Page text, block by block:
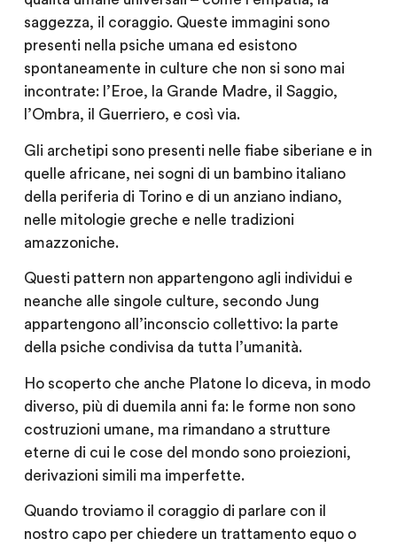
saggezza, il coraggio. Queste immagini sono
presenti nella psiche umana ed esistono
spontaneamente in culture che non si sono mai
incontrate: l’Eroe, la Grande Madre, il Saggio,
l’Ombra, il Guerriero, e così via.
Gli archetipi sono presenti nelle fiabe siberiane e in
quelle africane, nei sogni di un bambino italiano
della periferia di Torino e di un anziano indiano,
nelle mitologie greche e nelle tradizioni
amazzoniche.
Questi pattern non appartengono agli individui e
neanche alle singole culture, secondo Jung
appartengono all’inconscio collettivo: la parte
della psiche condivisa da tutta l’umanità.
Ho scoperto che anche Platone lo diceva, in modo
diverso, più di duemila anni fa: le forme non sono
costruzioni umane, ma rimandano a strutture
eterne di cui le cose del mondo sono proiezioni,
derivazioni simili ma imperfette.
Quando troviamo il coraggio di parlare con il
nostro capo per chiedere un trattamento equo o